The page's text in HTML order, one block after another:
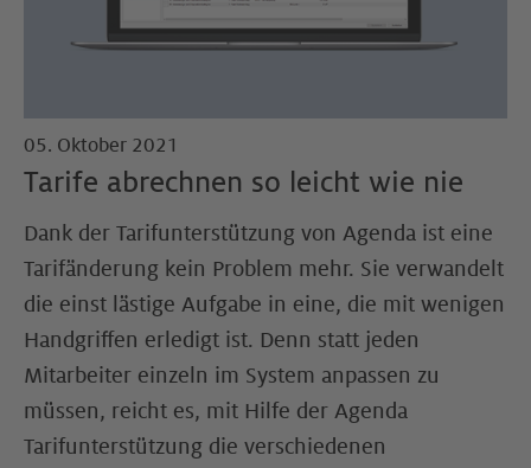
05. Oktober 2021
Tarife abrechnen so leicht wie nie
Dank der Tarifunterstützung von Agenda ist eine
Tarifänderung kein Problem mehr. Sie verwandelt
die einst lästige Aufgabe in eine, die mit wenigen
Handgriffen erledigt ist. Denn statt jeden
Mitarbeiter einzeln im System anpassen zu
müssen, reicht es, mit Hilfe der Agenda
Tarifunterstützung die verschiedenen